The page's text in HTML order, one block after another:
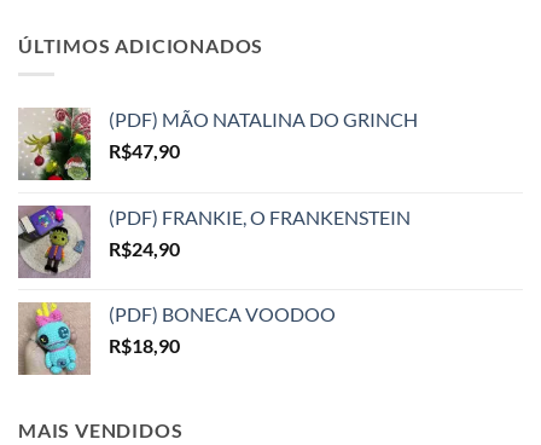
ÚLTIMOS ADICIONADOS
(PDF) MÃO NATALINA DO GRINCH
R$47,90
(PDF) FRANKIE, O FRANKENSTEIN
R$24,90
(PDF) BONECA VOODOO
R$18,90
MAIS VENDIDOS